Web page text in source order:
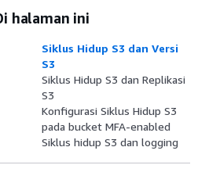
halaman ini
Siklus Hidup S3 dan Versi
S3
Siklus Hidup S3 dan Replikasi
S3
Konfigurasi Siklus Hidup S3
pada bucket MFA-enabled
Siklus hidup S3 dan logging